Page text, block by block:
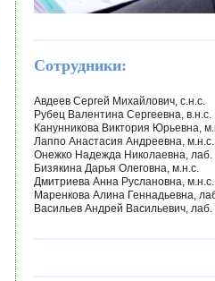
Сотрудники:
Авдеев Сергей Михайлович, с.н.с.
Рубец Валентина Сергеевна, в.н.с.
Канунникова Виктория Юрьевна,
Лаппо Анастасия Андреевна, м.н.с.
Онежко Надежда Николаевна, лаб.
Бизякина Дарья Олеговна, м.н.с.
Дмитриева Анна Руслановна, м.н.с.
Маренкова Алина Геннадьевна,
Васильев Андрей Васильевич, лаб.